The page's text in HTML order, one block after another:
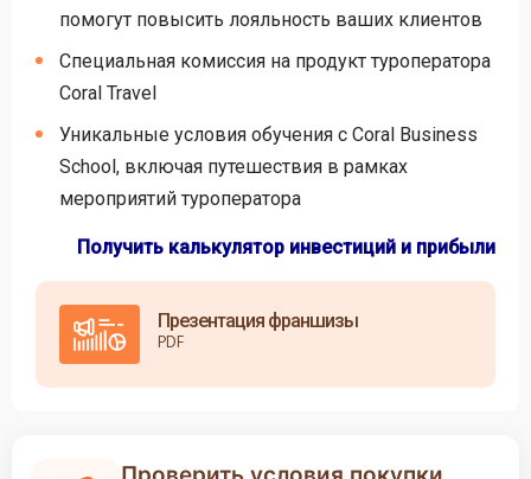
помогут повысить лояльность ваших клиентов
Специальная комиссия на продукт туроператора
Coral Travel
Уникальные условия обучения с Coral Business
School, включая путешествия в рамках
мероприятий туроператора
Получить калькулятор инвестиций и прибыли
Презентация франшизы
PDF